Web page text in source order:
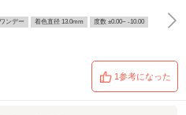
ワンデー 着色直径 13.0mm 度数 ±0.00~ -10.00
1参考になった